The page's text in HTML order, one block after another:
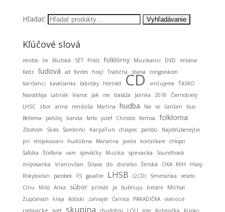
Hľadať:
Kľúčové slová
rendos śe Mužská SET Pridz folklórny Muzikanci DVD
milana
Kedz
ľudová ad fontes hraj! Tradičná stana
čongovskom
šarišanci
kavečianka labirsky Hornád CD vinčujeme ŤASKO
Narodilsja
Latinák Vianoc Jak me baláža Jalinka 2016
Čiernobiely
LHSC
zbor anna rendoša Martina hudba Na vo šarišan
Isus
Betlema
poňižej banda farbi jozef Christos Kertisa folklorna
Zbohom Skies Šambriňci KarpaTon chlapec parobci
Najobľúbenejšie
pri
stropkoviani hudobna Marianna javora korčaškare chlopci
Šafolka
Štefana vam speváčky Muzika spevacka
Soundtrack
milposanka
Vranovčan Šiňava do divćatko Ženská OKA MIH
Hlasy
Rokytovčan
parobek FS gavaľire LHSB (2CD) Smetanka
veśelo
Cínu
Mišo Anka súbor primáš ja bubnuju beťare Michal
Župčanoch kraja Košicki zahrajte Čarnica PARADIČKA vianoce
raslavicke
svet skupina chudobni LOLI som Kolysočka
Kupko